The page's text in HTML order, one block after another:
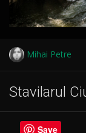
Mihai Petre
Stavilarul
Save